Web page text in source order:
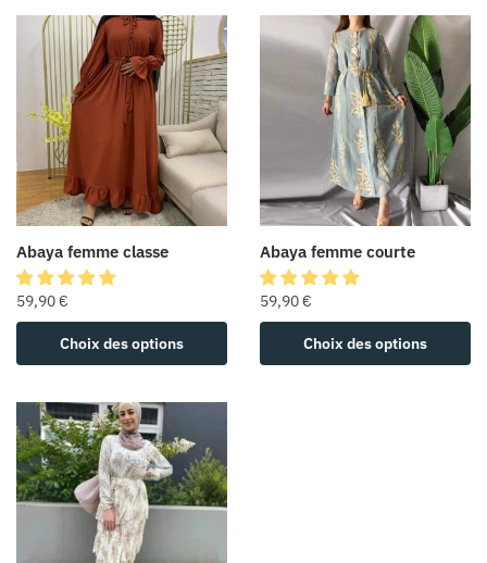
Abaya femme classe
59,90€
Choix des options
Abaya femme courte
59,90€
Choix des options